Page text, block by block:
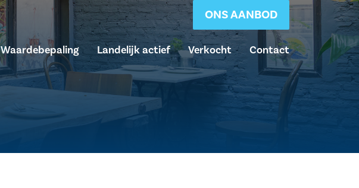
ONS AANBOD
Waardebepaling Landelijk actief Verkocht Contact